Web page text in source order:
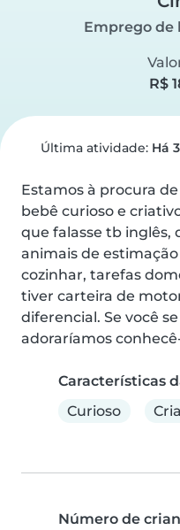
Emprego de
R$
Última atividade: Há
Estamos à procura
bebê curioso e
que falasse tb inglês,
animais de
cozinhar, tarefas
tiver carteira de
diferencial. Se você
adoraríamos
Características
Curioso
Número de